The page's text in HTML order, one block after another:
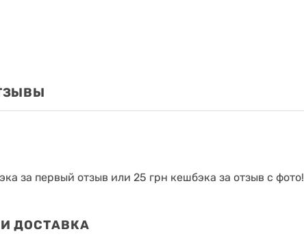
за первый отзыв или 25 грн кешбэка за отзыв с фото!
ДОСТАВКА